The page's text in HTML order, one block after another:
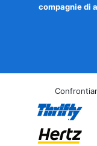
compagnie di